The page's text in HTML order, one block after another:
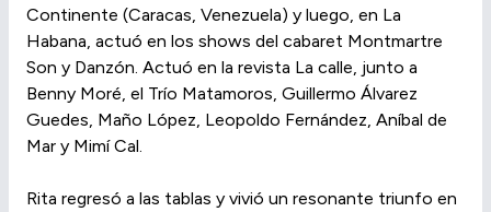
Continente (Caracas, Venezuela) y luego, en La
Habana, actuó en los shows del cabaret Montmartre
Son y Danzón. Actuó en la revista La calle, junto a
Benny Moré, el Trío Matamoros, Guillermo Álvarez
Guedes, Maño López, Leopoldo Fernández, Aníbal de
Mar y Mimí Cal.
Rita regresó a las tablas y vivió un resonante triunfo en